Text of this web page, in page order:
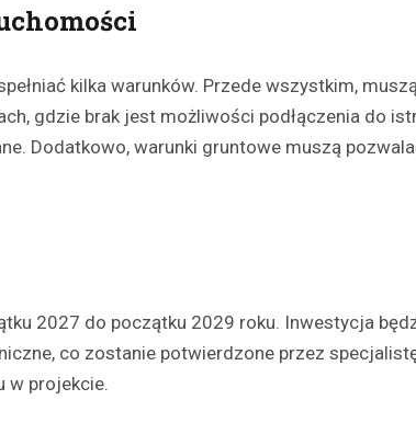
kilka warunków. Przede wszystkim,
gdzie brak jest możliwości podłączenia do
Dodatkowo, warunki gruntowe muszą
2027 do początku 2029 roku. Inwestycja
co zostanie potwierdzone przez
w projekcie.
tłumy
6 lipca 2026
Park Zdrojowy w